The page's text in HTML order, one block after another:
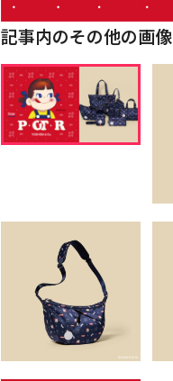
記事内のその他の画像